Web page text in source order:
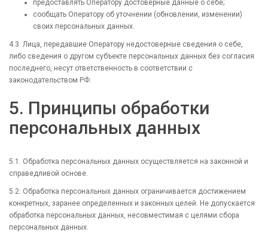
предоставлять Оператору достоверные данные о себе;
сообщать Оператору об уточнении (обновлении, изменении)
своих персональных данных.
4.3. Лица, передавшие Оператору недостоверные сведения о себе,
либо сведения о другом субъекте персональных данных без согласия
последнего, несут ответственность в соответствии с
законодательством РФ.
5. Принципы обработки
персональных данных
5.1. Обработка персональных данных осуществляется на законной и
справедливой основе.
5.2. Обработка персональных данных ограничивается достижением
конкретных, заранее определенных и законных целей. Не допускается
обработка персональных данных, несовместимая с целями сбора
персональных данных.